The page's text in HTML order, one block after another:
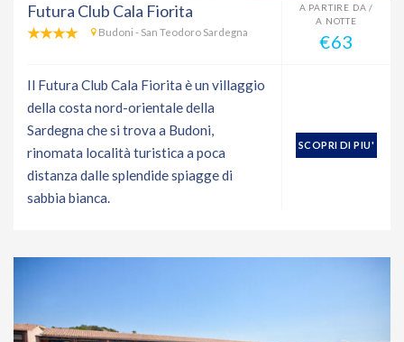
Futura Club Cala Fiorita
Budoni - San Teodoro Sardegna
A PARTIRE DA /
A NOTTE
€63
Il Futura Club Cala Fiorita è un villaggio
della costa nord-orientale della
Sardegna che si trova a Budoni,
rinomata località turistica a poca
distanza dalle splendide spiagge di
sabbia bianca.
SCOPRI DI PIU'